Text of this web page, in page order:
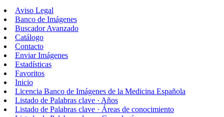
Aviso Legal
Banco de Imágenes
Buscador Avanzado
Catálogo
Contacto
Enviar Imágenes
Estadísticas
Favoritos
Inicio
Licencia Banco de Imágenes de la Medicina Española
Listado de Palabras clave · Años
Listado de Palabras clave · Áreas de conocimiento